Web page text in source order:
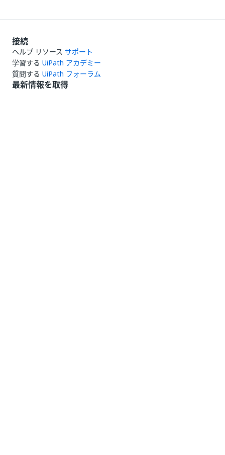
接続
ヘルプ リソース サポート
学習する UiPath アカデミー
質問する UiPath フォーラム
最新情報を取得